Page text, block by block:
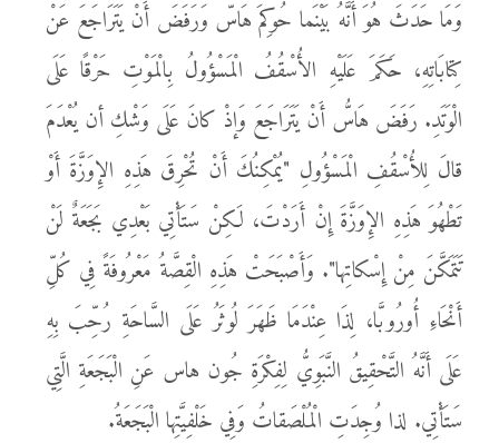
وَمَا حَدَثَ هُوَ أَنَّهُ بَيْنَما حُوكِمَ هَاسّ وَرَفَضَ أَنْ يَتَرَاجَعَ عَنْ
كِتابَاتِهِ، حَكَمَ عَلَيْهِ الأُسْقُفُ الْمَسْؤُولُ بِالْمَوْتِ حَرْقًا عَلَى
الْوَتَدِ. رَفَضَ هَاسُّ أَنْ يَتَرَاجَعَ وَإذْ كانَ عَلَى وَشْكِ أن يُعْدَمَ
قالَ لِلأُسْقُفِ الْمَسْؤُولِ "يُمْكِنُكَ أَنْ تُحْرِقَ هَذِهِ الإِوَزَّةَ أَوْ
تَطْهُوَ هَذِهِ الإِوَزَّةَ إِنْ أَرَدْتَ، لَكِنْ سَتَأْتِي بَعْدِي بَجَعَةٌ لَنْ
تَتَمَكَّنَ مِنْ إِسْكاتِها". وَأَصْبَحَتْ هَذِهِ الْقِصَّةُ مَعْرُوفَةً فِي كُلِّ
أَنْحَاءِ أُورُوبَّا، لِذَا عِنْدَمَا ظَهَرَ لُوثَرُ عَلَى السَّاحَةِ رُحِّبَ بِهِ
عَلَى أَنَّهُ التَّحْقِيقُ النَّبَوِيُّ لِفِكْرَةِ جُون هاس عَنِ الْبَجَعَةِ الَّتِي
سَتَأْتِي. لذا وُجِدَتِ الْمُلْصَقاتُ وَفِي خَلْفِيَّتِها الْبَجَعَةُ.